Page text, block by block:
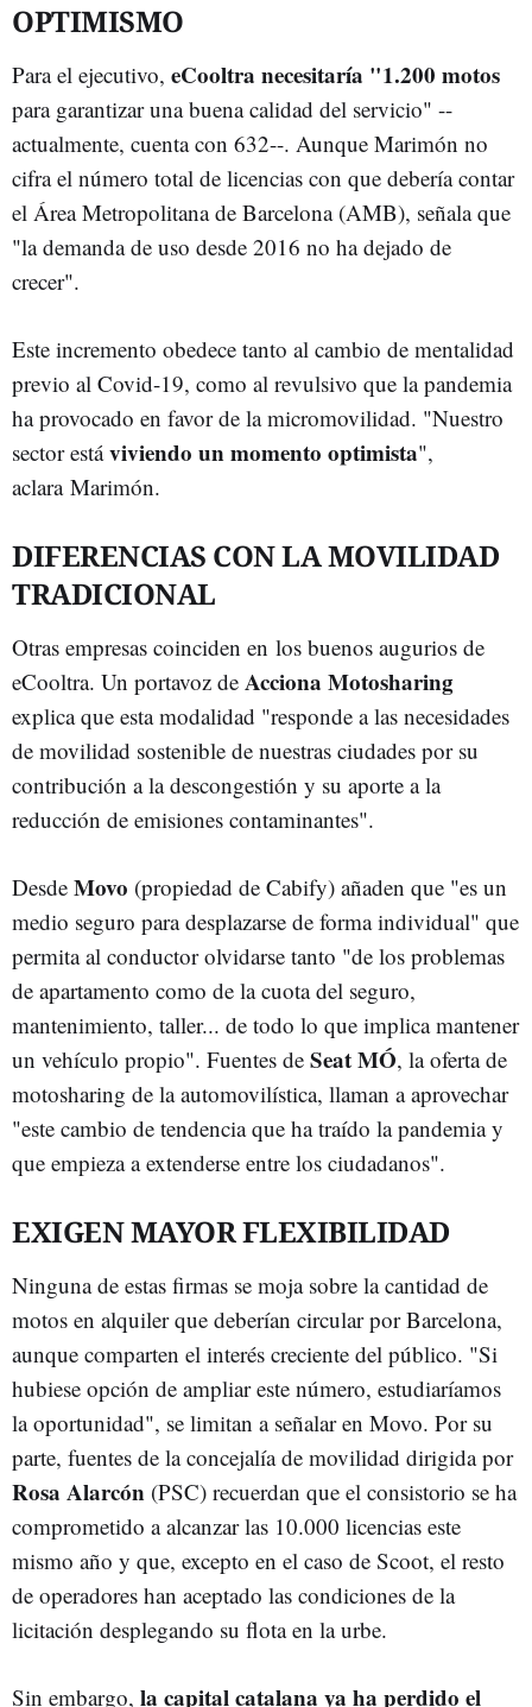
OPTIMISMO
Para el ejecutivo, eCooltra necesitaría "1.200 motos
para garantizar una buena calidad del servicio" --
actualmente, cuenta con 632--. Aunque Marimón no
cifra el número total de licencias con que debería contar
el Área Metropolitana de Barcelona (AMB), señala que
"la demanda de uso desde 2016 no ha dejado de
crecer".
Este incremento obedece tanto al cambio de mentalidad
previo al Covid-19, como al revulsivo que la pandemia
ha provocado en favor de la micromovilidad. "Nuestro
sector estáviviendo un momento optimista",
aclara Marimón.
DIFERENCIAS CON LA MOVILIDAD
TRADICIONAL
Otras empresas coinciden en los buenos augurios de
eCooltra. Un portavoz de Acciona Motosharing
explica que esta modalidad "responde a las necesidades
de movilidad sostenible de nuestras ciudades por su
contribución a la descongestión y su aporte a la
reducción de emisiones contaminantes".
Desde Movo (propiedad de Cabify) añaden que "es un
medio seguro para desplazarse de forma individual" que
permita al conductor olvidarse tanto "de los problemas
de apartamento como de la cuota del seguro,
mantenimiento, taller... de todo lo que implica mantener
un vehículo propio". Fuentes de Seat MÓ, la oferta de
motosharing de la automovilística, llaman a aprovechar
"este cambio de tendencia que ha traído la pandemia y
que empieza a extenderse entre los ciudadanos".
EXIGEN MAYOR FLEXIBILIDAD
Ninguna de estas firmas se moja sobre la cantidad de
motos en alquiler que deberían circular por Barcelona,
aunque comparten el interés creciente del público. "Si
hubiese opción de ampliar este número, estudiaríamos
la oportunidad", se limitan a señalar en Movo. Por su
parte, fuentes de la concejalía de movilidad dirigida por
Rosa Alarcón (PSC) recuerdan que el consistorio se ha
comprometido a alcanzar las 10.000 licencias este
mismo año y que, excepto en el caso de Scoot, el resto
de operadores han aceptado las condiciones de la
licitación desplegando su flota en la urbe.
Sin embargo, la capital catalana ya ha perdido el